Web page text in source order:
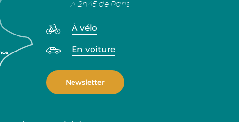
À 2h45 de Paris
À vélo
En voiture
Newsletter